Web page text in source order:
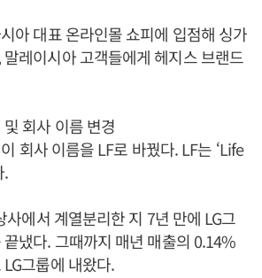
아 대표 온라인몰 쇼피에 입점해 싱가
레이시아 고객들에게 헤지스 브랜드
회사 이름 변경
회사 이름을 LF로 바꿨다. LF는 ‘Life
.
사에서 계열분리한 지 7년 만에 LG그
냈다. 그때까지 매년 매출의 0.14%
그룹에 내왔다.